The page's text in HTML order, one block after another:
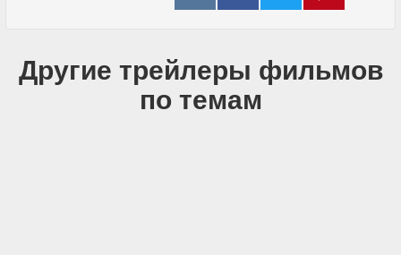
Другие трейлеры фильмов
по темам